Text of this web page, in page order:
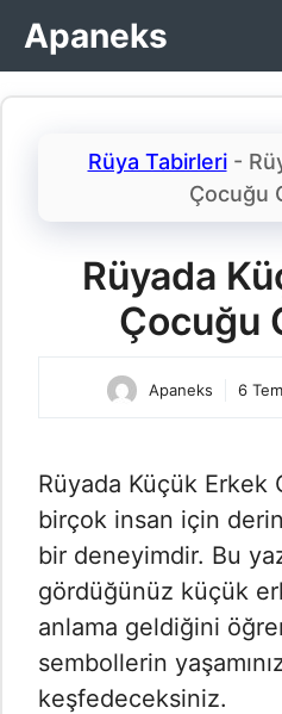
İçeriğe
atlaApaneks
Rüya Tabirleri-
Çocuğu
Rüyada
Çocuğu
Apaneks 6
Rüyada Küçük Erkek
birçok insan için
bir deneyimdir. Bu
gördüğünüz küçük
anlama geldiğini
sembollerin
keşfedeceksiniz.